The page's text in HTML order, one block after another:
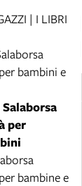
| I LIBRI
bambini e
per
bambine e